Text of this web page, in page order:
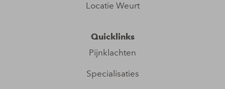
Locatie Weurt
Quicklinks
Pijnklachten
Specialisaties